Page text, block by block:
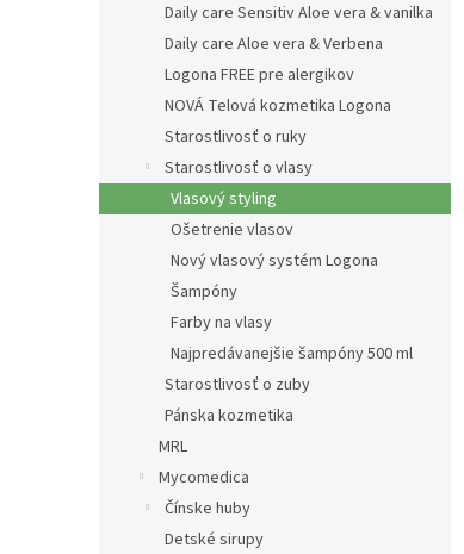
Daily care Sensitiv Aloe vera & vanilka
Daily care Aloe vera & Verbena
Logona FREE pre alergikov
NOVÁ Telová kozmetika Logona
Starostlivosť o ruky
Starostlivosť o vlasy
Vlasový styling
Ošetrenie vlasov
Nový vlasový systém Logona
Šampóny
Farby na vlasy
Najpredávanejšie šampóny 500 ml
Starostlivosť o zuby
Pánska kozmetika
MRL
Mycomedica
Čínske huby
Detské sirupy